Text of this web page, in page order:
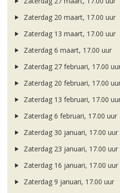
Zaterdag 20 maart, 17.00 uur
Zaterdag 13 maart, 17.00 uur
Zaterdag 6 maart, 17.00 uur
Zaterdag 27 februari, 17.00
Zaterdag 20 februari, 17.00
Zaterdag 13 februari, 17.00
Zaterdag 6 februari, 17.00 uur
Zaterdag 30 januari, 17.00 uur
Zaterdag 23 januari, 17.00 uur
Zaterdag 16 januari, 17.00 uur
Zaterdag 9 januari, 17.00 uur